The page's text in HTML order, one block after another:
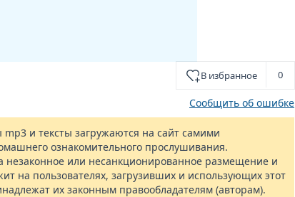
В избранное 0
Сообщить об ошибке
и тексты загружаются на сайт самими
ознакомительного прослушивания.
незаконное или несанкционированное размещение и
на пользователях, загрузивших и использующих этот
их законным правообладателям (авторам).